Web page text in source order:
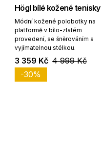
Högl bílé kožené tenisky
Módní kožené polobotky na
platformě v bílo-zlatém
provedení, se šněrováním a
vyjímatelnou stélkou.
3 359 Kč 4 999 Kč
-30%